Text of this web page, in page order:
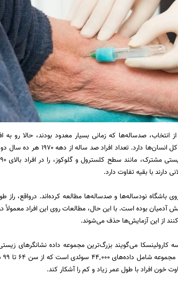
انتخاب، صدساله‌ها که زمانی بسیار معدود بودند، حالا رو
سریع‌ترین نرخ رشد را در بین کل
دارند با بقیه تفاوت دارد.
باشگاه نودساله‌ها و صدساله‌ها مطالعه کرده‌اند. درواقع،
آدمیان بوده است. با این حال، مطالعات روی این افراد
از این آزمایش‌ها حذف می‌شوند.
کارولینسکا می‌گویند بزرگ‌ترین مجموعه داده نشانگرهای
خون افراد با طول عمر زیاد و کم را آشکار کند.